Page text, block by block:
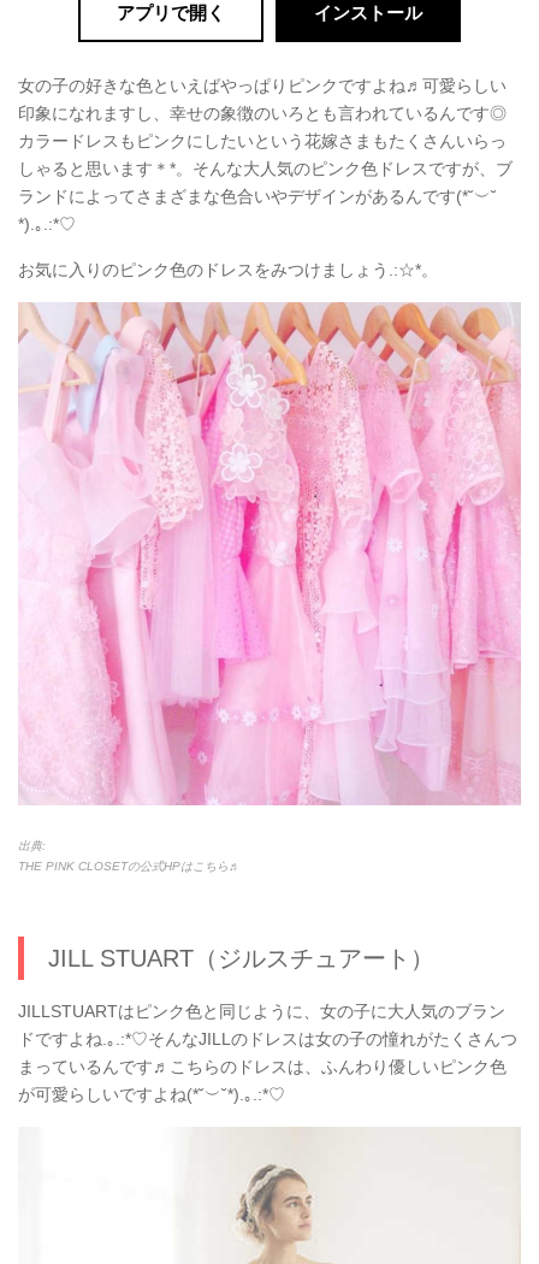
アプリで開く インストール
女の子の好きな色といえばやっぱりピンクですよね♬可愛らしい
印象になれますし、幸せの象徴のいろとも言われているんです◎
カラードレスもピンクにしたいという花嫁さまもたくさんいらっ
しゃると思います＊*。そんな大人気のピンク色ドレスですが、ブ
ランドによってさまざまな色合いやデザインがあるんです(*˘︶˘
*).｡.:*♡
お気に入りのピンク色のドレスをみつけましょう.:☆*。
出典:
THE PINK CLOSETの公式HPはこちら♬
JILL STUART（ジルスチュアート）
JILLSTUARTはピンク色と同じように、女の子に大人気のブラン
ドですよね.｡.:*♡そんなJILLのドレスは女の子の憧れがたくさんつ
まっているんです♬こちらのドレスは、ふんわり優しいピンク色
が可愛らしいですよね(*˘︶˘*).｡.:*♡